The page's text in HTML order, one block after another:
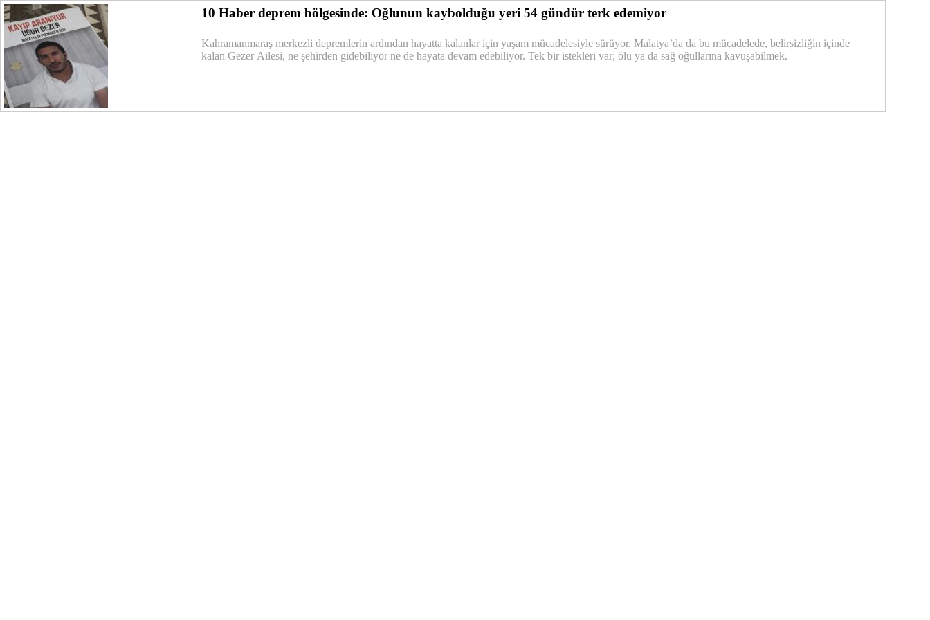
10 Haber deprem bölgesinde: Oğlunun kaybolduğu yeri 54 gündür terk edemiyor
Kahramanmaraş merkezli depremlerin ardından hayatta kalanlar için yaşam mücadelesiyle sürüyor. Malatya’da da bu mücadelede, belirsizliğin içinde
kalan Gezer Ailesi, ne şehirden gidebiliyor ne de hayata devam edebiliyor. Tek bir istekleri var; ölü ya da sağ oğullarına kavuşabilmek.